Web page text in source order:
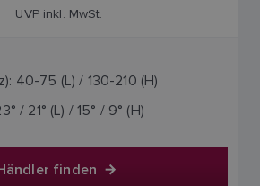
UVP inkl. MwSt.
40-75 (L) / 130-210 (H)
/ 21° (L) / 15° / 9° (H)
finden